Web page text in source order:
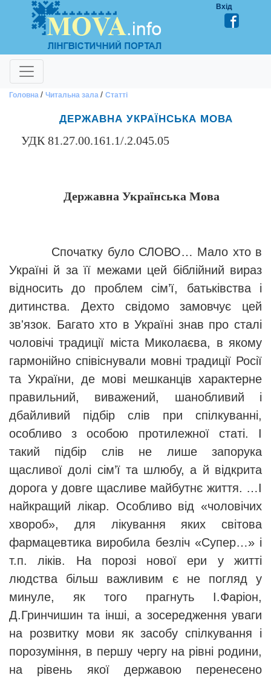
Вхід
Головна / Читальна зала / Статті
ДЕРЖАВНА УКРАЇНСЬКА МОВА
УДК 81.27.00.161.1/.2.045.05
Державна Українська Мова
Спочатку було СЛОВО… Мало хто в
Україні й за її межами цей біблійний вираз
відносить до проблем сім’ї, батьківства і
дитинства. Дехто свідомо замовчує цей
зв'язок. Багато хто в Україні знав про сталі
чоловічі традиції міста Миколаєва, в якому
гармонійно співіснували мовні традиції Росії
та України, де мові мешканців характерне
правильний, виважений, шанобливий і
дбайливий підбір слів при спілкуванні,
особливо з особою протилежної статі. І
такий підбір слів не лише запорука
щасливої долі сім’ї та шлюбу, а й відкрита
дорога у довге щасливе майбутнє життя. …І
найкращий лікар. Особливо від «чоловічих
хвороб», для лікування яких світова
фармацевтика виробила безліч «Супер…» і
т.п. ліків. На порозі нової ери у житті
людства більш важливим є не погляд у
минуле, як того прагнуть І.Фаріон,
Д.Гринчишин та інші, а зосередження уваги
на розвитку мови як засобу спілкування і
порозуміння, в першу чергу на рівні родини,
на рівень якої державою перенесено